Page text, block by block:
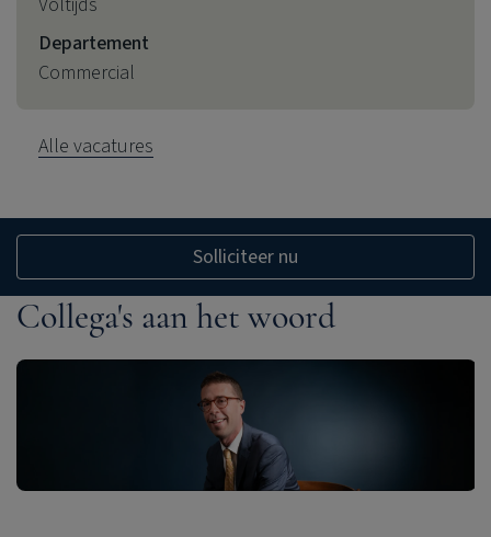
Departement
Commercial
Alle vacatures
Solliciteer nu
Collega's aan het woord